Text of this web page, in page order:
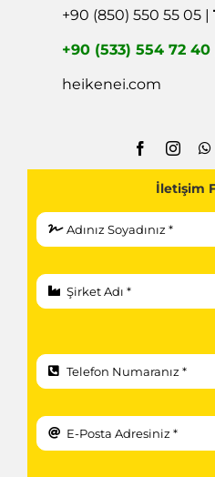
+90 (850) 550 55 05 |
+90 (533) 554 72
heikenei.com
İletişim